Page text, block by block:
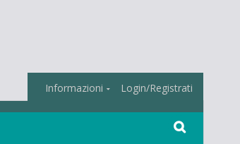
Informazioni Login/Registrati